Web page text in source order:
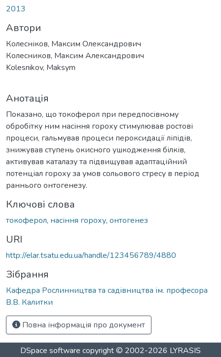
2013
Автори
Колесніков, Максим Олександрович
Колесников, Максим Александрович
Kolesnikov, Maksym
Анотація
Показано, що токоферол при передпосівному
обробітку ним насіння гороху стимулював ростові
процеси, гальмував процеси пероксидації ліпідів,
знижував ступень окисного ушкодження білків,
активував каталазу та підвищував адаптаційний
потенціал гороху за умов сольового стресу в період
раннього онтогенезу.
Ключові слова
токоферол, насіння гороху, онтогенез
URI
http://elar.tsatu.edu.ua/handle/123456789/4880
Зібрання
Кафедра Рослинництва та садівництва ім. професора
В.В. Калитки
Повна інформація про документ
DSpace software copyright © 2002-2026 LYRASIS